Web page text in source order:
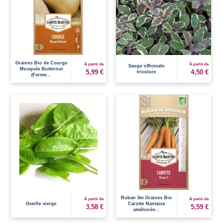
Graines Bio de Courge
Musquée Butternut
(Ferme...
À partir de
5,99 €
Sauge officinale
tricolore
À partir de
4,50 €
Oseille vierge
À partir de
3,58 €
Ruban 3m Graines Bio
Carotte Nantaise
améliorée...
À partir de
5,59 €